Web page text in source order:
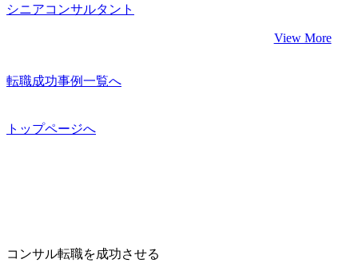
シニアコンサルタント
View More
転職成功事例一覧へ
トップページへ
コンサル転職を成功させる